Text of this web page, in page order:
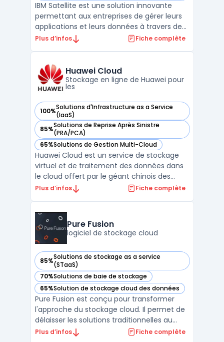
IBM Satellite est une solution innovante
permettant aux entreprises de gérer leurs
applications et leurs données à travers des
environnements cloud variés. Grâce à IBM
tout en conservant un contrôle centralisé.
Cet ...
Plus d’infos Fiche complète
Huawei Cloud
Stockage en ligne de Huawei pour
les
100%Solutions d'Infrastructure as a Service
(IaaS)
— voir Huawei Cloud dans cette catégorie
85%Solutions de Reprise Après Sinistre
(PRA/PCA)
— voir Huawei Cloud dans cette catégorie
65%Solutions de Gestion Multi-Cloud
— voir Huawei Cloud dans cette catégorie
Huawei Cloud est un service de stockage
virtuel et de traitement des données dans
le cloud offert par le géant chinois des
télécommunications, Huawei Technologies.
analyser leurs données à distance, en toute
sécurité et de ...
Plus d’infos Fiche complète
Pure Fusion
logiciel de stockage cloud
85%Solutions de stockage as a service
(STaaS)
— voir Pure Fusion dans cette catégorie
70%Solutions de baie de stockage
— voir Pure Fusion dans cette catégorie
65%Solution de stockage cloud des données
— voir Pure Fusion dans cette catégorie
Pure Fusion est conçu pour transformer
l'approche du stockage cloud. Il permet de
délaisser les solutions traditionnelles au
profit d'un modèle cloud en libre-service,
Plus d’infos Fiche complète